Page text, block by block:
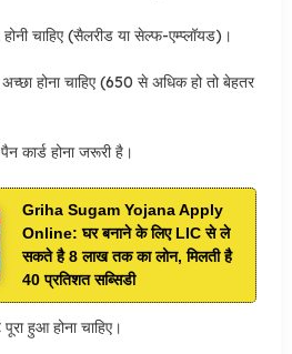
चाहिए (सैलरीड या सेल्फ-एम्प्लॉयड)।
होना चाहिए (650 से अधिक हो तो बेहतर
कार्ड होना जरूरी है।
Griha Sugam Yojana Apply
Online: घर बनाने के लिए LIC से ले
सकते है 8 लाख तक का लोन, मिलती है
40 प्रतिशत सब्सिडी
हुआ होना चाहिए।